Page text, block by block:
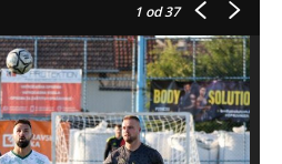
1 od 37